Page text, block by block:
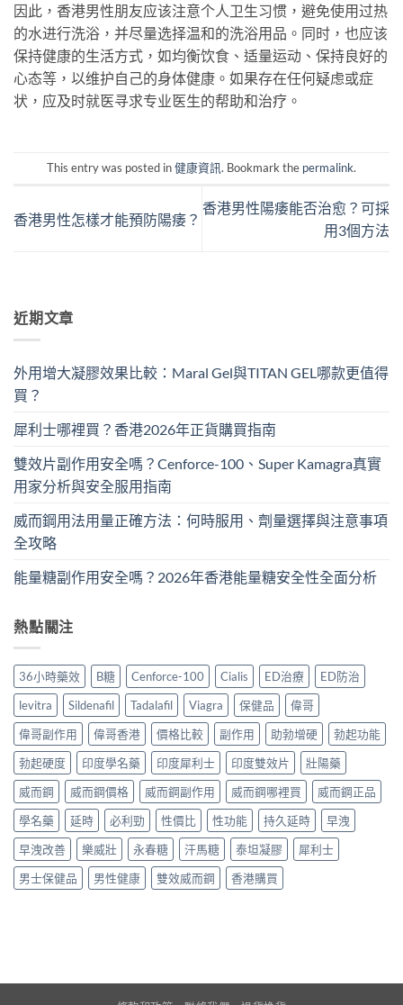
因此，香港男性朋友应该注意个人卫生习惯，避免使用过热
的水进行洗浴，并尽量选择温和的洗浴用品。同时，也应该
保持健康的生活方式，如均衡饮食、适量运动、保持良好的
心态等，以维护自己的身体健康。如果存在任何疑虑或症
状，应及时就医寻求专业医生的帮助和治疗。
This entry was posted in健康資訊. Bookmark the permalink.
香港男性怎樣才能預防陽痿？
香港男性陽痿能否治愈？可採
用3個方法
近期文章
外用增大凝膠效果比較：Maral Gel與TITAN GEL哪款更值得
買？
犀利士哪裡買？香港2026年正貨購買指南
雙效片副作用安全嗎？Cenforce-100、Super Kamagra真實
用家分析與安全服用指南
威而鋼用法用量正確方法：何時服用、劑量選擇與注意事項
全攻略
能量糖副作用安全嗎？2026年香港能量糖安全性全面分析
熱點關注
36小時藥效 B糖 Cenforce-100 Cialis ED治療
ED防治
levitra
Sildenafil Tadalafil Viagra 保健品
偉哥
偉哥副作用
偉哥香港 價格比較 副作用 助勃增硬
勃起功能
勃起硬度
印度學名藥 印度犀利士 印度雙效片
壯陽藥
威而鋼
威而鋼價格 威而鋼副作用 威而鋼哪裡買
威而鋼正品
學名藥
延時 必利勁 性價比 性功能 持久延時
早洩
早洩改善
樂威壯 永春糖 汗馬糖 泰坦凝膠
犀利士
男士保健品
男性健康 雙效威而鋼 香港購買